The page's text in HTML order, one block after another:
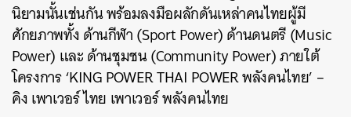
นิยามนั้นเช่นกัน พร้อมลงมือผลักดันเหล่าคนไทยผู้มี
ศักยภาพทั้ง ด้านกีฬา (Sport Power) ด้านดนตรี (Music
Power) และ ด้านชุมชน (Community Power) ภายใต้
โครงการ ‘KING POWER THAI POWER พลังคนไทย’ –
คิง เพาเวอร์ ไทย เพาเวอร์ พลังคนไทย